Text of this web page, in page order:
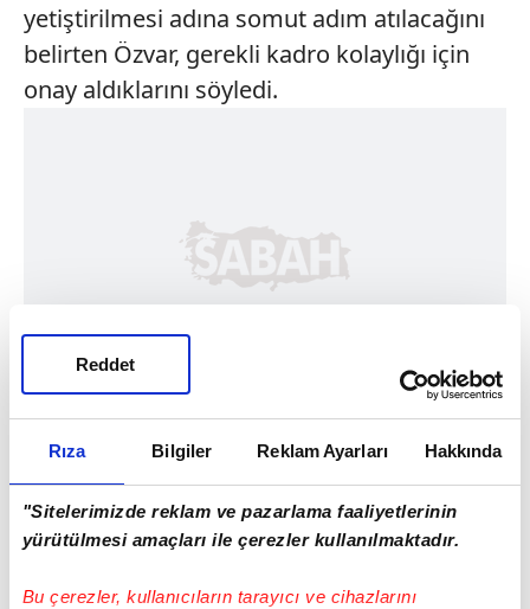
Rıza Bilgiler Reklam Ayarları Hakkında
"Sitelerimizde reklam ve pazarlama faaliyetlerinin
yürütülmesi amaçları ile çerezler kullanılmaktadır.
Bu çerezler, kullanıcıların tarayıcı ve cihazlarını
Reddet
yetiştirilmesi adına somut adım atılacağını
belirten Özvar, gerekli kadro kolaylığı için
onay aldıklarını söyledi.